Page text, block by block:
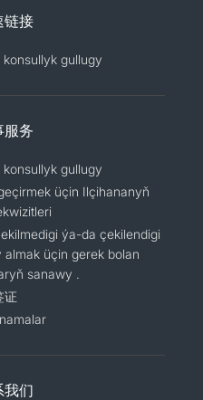
链接
gullugy
服务
gullugy
üçin Ilçihananyň
ýa-da çekilendigi
almak üçin gerek bolan
sanawy .
证
我们